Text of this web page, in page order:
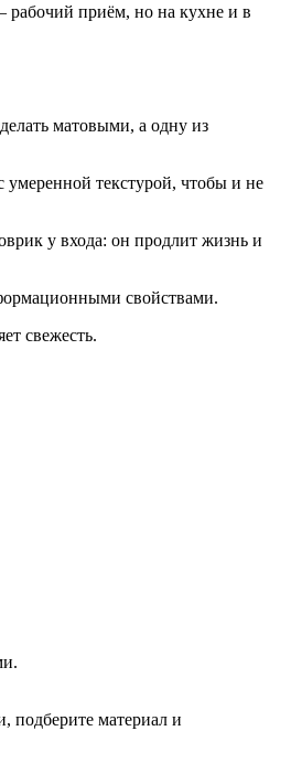
рабочий приём, но на кухне и в
матовыми, а одну из
умеренной текстурой, чтобы и не
у входа: он продлит жизнь и
свойствами.
свежесть.
подберите материал и